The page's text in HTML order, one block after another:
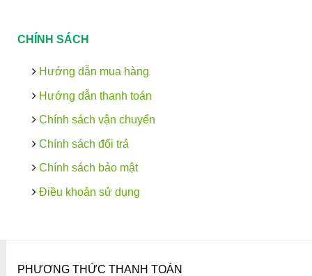
CHÍNH SÁCH
Hướng dẫn mua hàng
Hướng dẫn thanh toán
Chính sách vận chuyển
Chính sách đổi trả
Chính sách bảo mật
Điều khoản sử dụng
PHƯƠNG THỨC THANH TOÁN